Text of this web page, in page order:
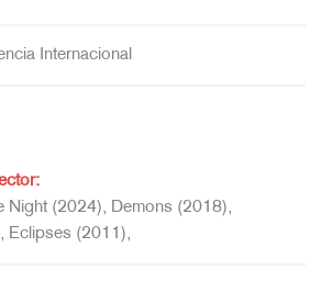
Internacional
Night (2024), Demons (2018),
Eclipses (2011),